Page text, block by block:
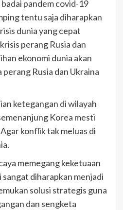
pandem covid-19
tentu saja diharapkan
dunia yang cepat
perang Rusia dan
ekonomi dunia akan
Rusia dan Ukraina
ketegangan di wilayah
Korea mesti
konflik tak meluas di
memegang keketuaan
sangat diharapkan menjadi
solusi strategis guna
dan sengketa